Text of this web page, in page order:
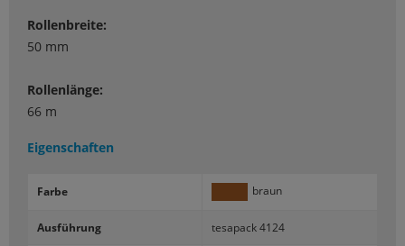
Rollenbreite:
50 mm
Rollenlänge:
66 m
Eigenschaften
Farbe braun
Aus­füh­rung te­sa­pack 4124